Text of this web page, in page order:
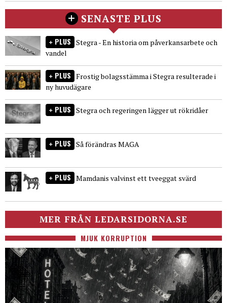
SENASTE PLUS
PLUS Stegra - En historia om påverkansarbete och
vandel
PLUS Frostig bolagsstämma i Stegra resulterade i
ny huvudägare
PLUS Stegra och regeringen lägger ut rökridåer
PLUS Så förändras MAGA
PLUS Mamdanis valvinst ett tveeggat svärd
MER FRÅN LEDARSIDORNA.SE
MJUK KORRUPTION